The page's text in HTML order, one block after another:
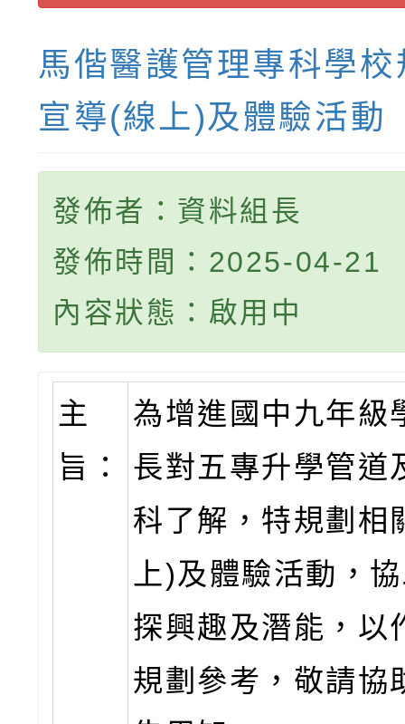
馬偕醫護管理專科學
宣導(線上)及體驗活動
發佈者：資料組長
發佈時間：2025-04-21
內容狀態：啟用中
主
旨：
為增進國中九年級
長對五專升學管道
科了解，特規劃相
上)及體驗活動，
探興趣及潛能，以
規劃參考，敬請協